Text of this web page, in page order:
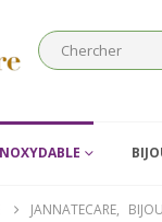
JANNATECARE,